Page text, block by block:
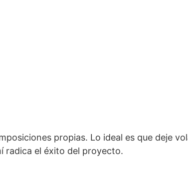
propias. Lo ideal es que deje
radica el éxito del proyecto.